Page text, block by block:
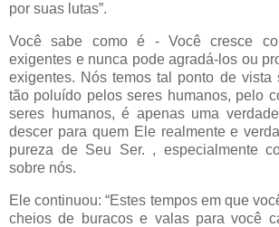
por suas lutas”.
Você sabe como é - Você cresce
exigentes e nunca pode agradá-los ou
exigentes. Nós temos tal ponto de vista
tão poluído pelos seres humanos, pelo
seres humanos, é apenas uma
descer para quem Ele realmente e
pureza de Seu Ser. , especialmente
sobre nós.
Ele continuou: “Estes tempos em que
cheios de buracos e valas para você